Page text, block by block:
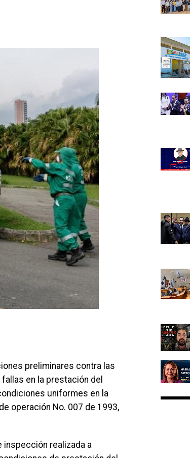
preliminares contra las
en la prestación del
uniformes en la
operación No. 007 de 1993,
inspección realizada a